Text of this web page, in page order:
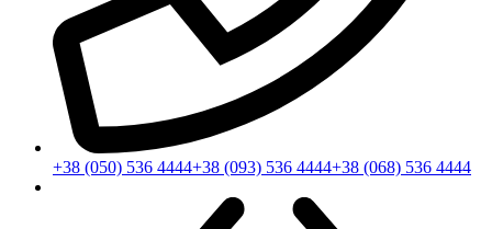
+38 (050) 536 4444+38 (093) 536 4444+38 (068) 536 4444